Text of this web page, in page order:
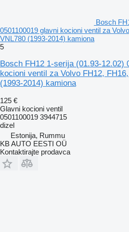
Bosch
0501100019 glavni kocioni ventil za
VNL780 (1993-2014) kamiona
5
Bosch FH12 1-serija (01.93-12.02)
kocioni ventil za Volvo FH12,
(1993-2014) kamiona
125 €
Glavni kocioni ventil
0501100019 3944715
dizel
Estonija, Rummu
KB AUTO EESTI OÜ
Kontaktirajte prodavca